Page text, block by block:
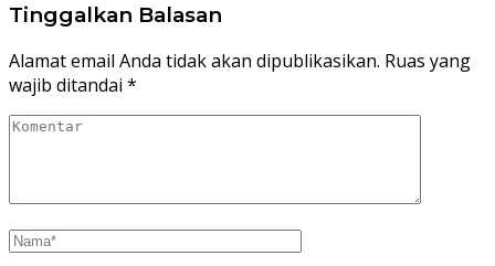
Tinggalkan Balasan
Alamat email Anda tidak akan dipublikasikan. Ruas yang
wajib ditandai *